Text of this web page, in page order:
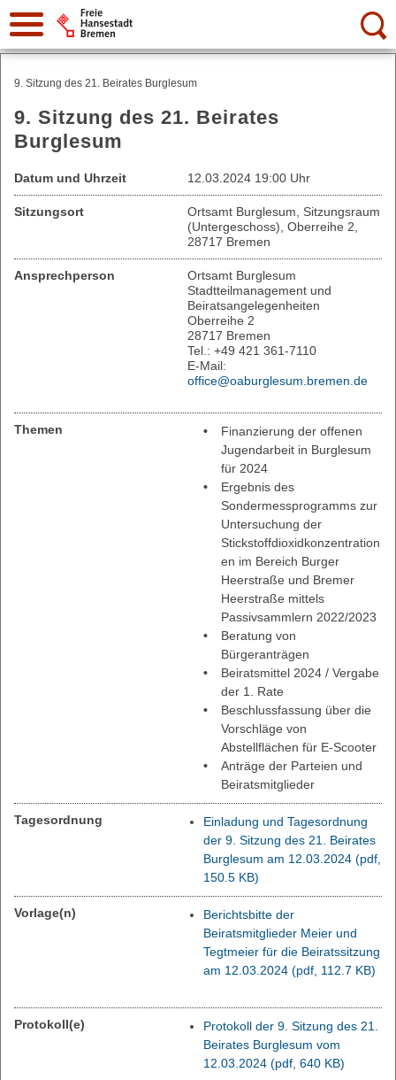
Suche:
9. Sitzung des 21. Beirates Burglesum
9. Sitzung des 21. Beirates
Burglesum
Datum und Uhrzeit 12.03.2024 19:00 Uhr
Sitzungsort
Ortsamt Burglesum, Sitzungsraum
(Untergeschoss), Oberreihe 2,
28717 Bremen
Ansprechperson
Ortsamt Burglesum
Stadtteilmanagement und
Beiratsangelegenheiten
Oberreihe 2
28717 Bremen
Tel.: +49 421 361-7110
E-Mail:
office@oaburglesum.bremen.de
Themen
Finanzierung der offenen
Jugendarbeit in Burglesum
für 2024
Ergebnis des
Sondermessprogramms zur
Untersuchung der
Stickstoffdioxidkonzentration
en im Bereich Burger
Heerstraße und Bremer
Heerstraße mittels
Passivsammlern 2022/2023
Beratung von
Bürgeranträgen
Beiratsmittel 2024 / Vergabe
der 1. Rate
Beschlussfassung über die
Vorschläge von
Abstellflächen für E-Scooter
Anträge der Parteien und
Beiratsmitglieder
Tagesordnung
Einladung und Tagesordnung
der 9. Sitzung des 21. Beirates
Burglesum am 12.03.2024 (pdf,
150.5 KB)
Vorlage(n)
Berichtsbitte der
Beiratsmitglieder Meier und
Tegtmeier für die Beiratssitzung
am 12.03.2024 (pdf, 112.7 KB)
Protokoll(e)
Protokoll der 9. Sitzung des 21.
Beirates Burglesum vom
12.03.2024 (pdf, 640 KB)